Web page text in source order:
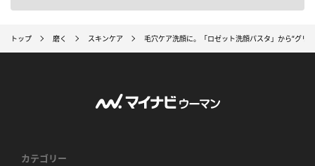
トップ 磨く スキンケア 毛穴ケア洗顔に。「ロゼット洗顔パスタ」から“グリ
カテゴリー